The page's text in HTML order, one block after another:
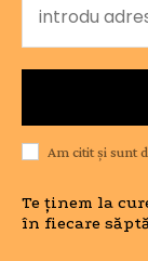
Am citit și sunt
Te ținem la
în fiecare